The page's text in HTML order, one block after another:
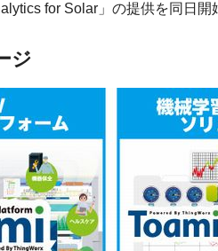
for Solar」の提供を同日開
ジ